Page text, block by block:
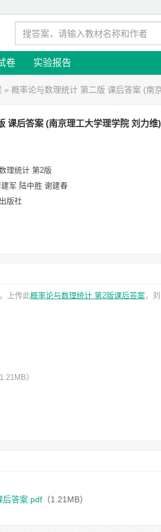
卷 实验报告
» 概率论与数理统计 第二版 课后答案 (南
课后答案 (南京理工大学理学院 刘力维)
理统计 第2版
军 陆中胜 谢建春
版社
上传此概率论与数理统计 第2版课后答案，
1.21MB）
后答案.pdf （1.21MB）